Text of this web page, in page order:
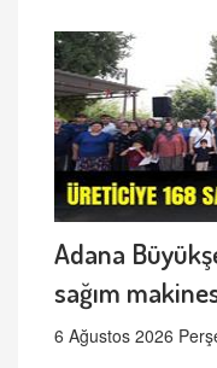
Adana
sağım
6 Ağustos 2026